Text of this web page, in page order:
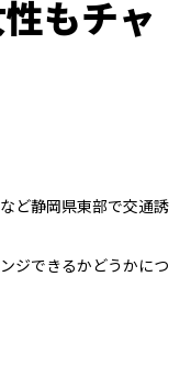
もチャ
ど静岡県東部で交通誘
ジできるかどうかにつ